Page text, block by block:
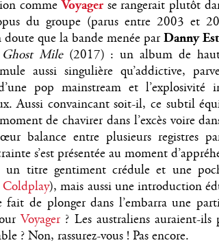
commeVoyagerse rangerait plutôt
du groupe (parus entre 2003 et
que la bande menée parDanny
Ghost Mile(2017) : un album de
aussi singulière qu’addictive,
pop mainstream et l’explosivité
Aussi convaincant soit-il, ce subtil
de chavirer dans l’excès voire
balance entre plusieurs registres
s’est présentée au moment
un titre gentiment crédule et une
Coldplay), mais aussi une introduction
de plonger dans l’embarra une
Voyager? Les australiens auraient-ils
? Non, rassurez-vous ! Pas encore.